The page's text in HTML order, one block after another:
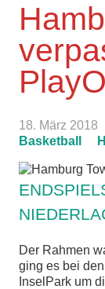
18. März 2018
Basketball
Der Rahmen
ging es bei
InselPark um